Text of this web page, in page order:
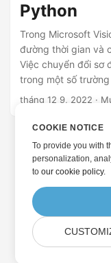
Python
Trong Microsoft
đường thời gian và
Việc chuyển đổi sơ
trong một số
hiểu cách chuyển
tháng 12 9, 2022 ·
COOKIE NOTICE
To provide you with
personalization,
toour cookie policy.